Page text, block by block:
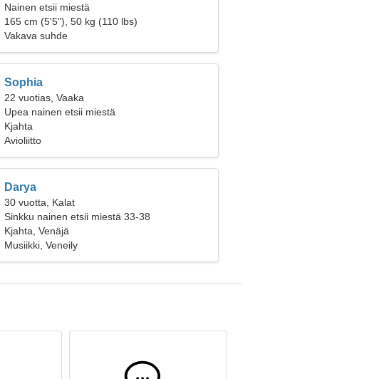
Nainen etsii miestä
165 cm (5'5"), 50 kg (110 lbs)
Vakava suhde
Sophia
22 vuotias, Vaaka
Upea nainen etsii miestä
Kjahta
Avioliitto
Darya
30 vuotta, Kalat
Sinkku nainen etsii miestä 33-38
Kjahta, Venäjä
Musiikki, Veneily